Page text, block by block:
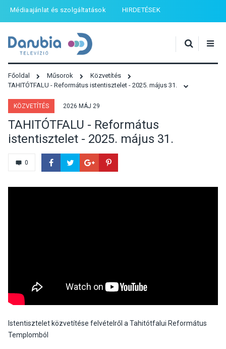
Médiaajánlat és szolgáltatások HIRDETÉSEK
Főoldal Műsorok
Közvetítés
TAHITÓTFALU - Református istentisztelet - 2025. május 31.
KÖZVETÍTÉS 2026 MÁJ 29
TAHITÓTFALU - Református
istentisztelet - 2025. május 31.
0
Istentisztelet közvetítése felvételről a Tahitótfalui Református
Templomból